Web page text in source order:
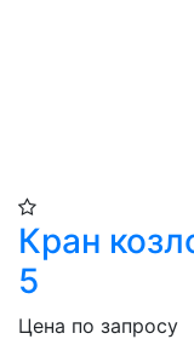
Кран
5
Цена по запросу